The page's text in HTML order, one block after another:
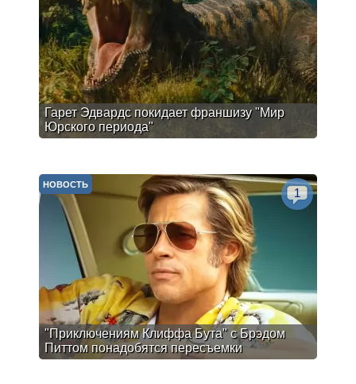
Гарет Эдвардс покидает франшизу "Мир
Юрского периода"
"Приключениям Клиффа Бута" с Брэдом
Питтом понадобятся пересъемки
НОВОСТЬ
1